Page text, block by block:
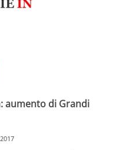
aumento di Grandi